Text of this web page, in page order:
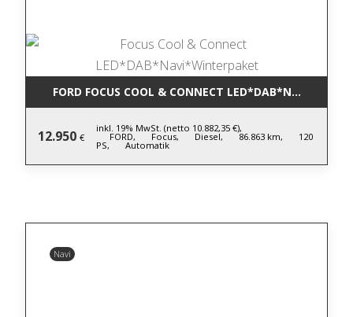
FORD FOCUS COOL & CONNECT
12.950 €
inkl. 19% MwSt. (netto 10.882,35 €),
FORD, Focus, Diesel, 86.863 km, 120
PS, Automatik
Navi